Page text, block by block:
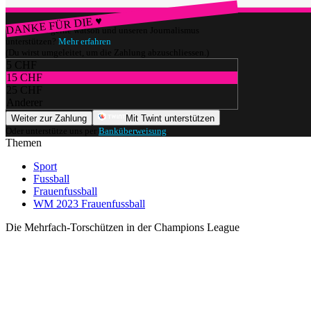
DANKE FÜR DIE ♥
Würdest du gerne watson und unseren Journalismus
unterstützen? Mehr erfahren
(Du wirst umgeleitet, um die Zahlung abzuschliessen.)
5 CHF
15 CHF
25 CHF
Anderer
Weiter zur Zahlung
Mit Twint unterstützen
Oder unterstütze uns per Banküberweisung
Themen
Sport
Fussball
Frauenfussball
WM 2023 Frauenfussball
Die Mehrfach-Torschützen in der Champions League